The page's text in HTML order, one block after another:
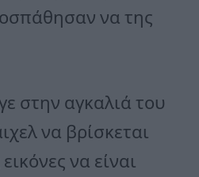
να της
στην αγκαλιά του
να βρίσκεται
να είναι